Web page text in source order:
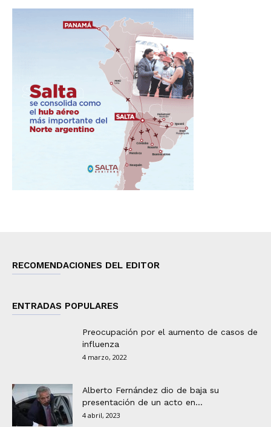
RECOMENDACIONES DEL EDITOR
ENTRADAS POPULARES
Preocupación por el aumento de casos de
influenza
4 marzo, 2022
Alberto Fernández dio de baja su
presentación de un acto en...
4 abril, 2023